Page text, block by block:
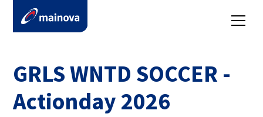
GRLS WNTD SOCCER -
Actionday 2026